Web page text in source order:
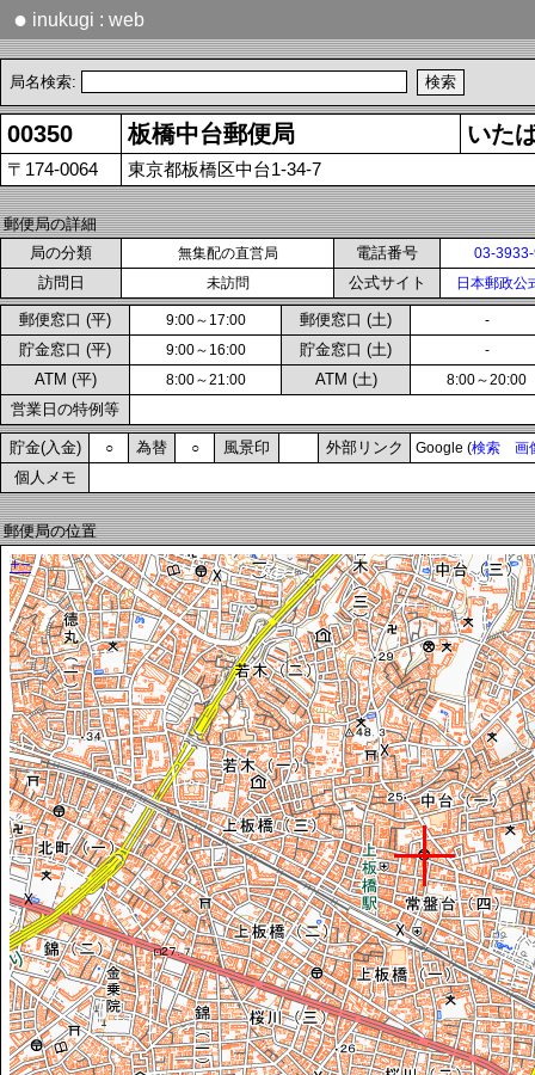
● inukugi : web
局名検索:
00350 板橋中台郵便局 いた
〒174-0064 東京都板橋区中台1-34-7
郵便局の詳細
局の分類
無集配の直営局 電話番号 03-
訪問日 未訪問 公式サイト 日本郵政公
郵便窓口 (平) 9:00～17:00 郵便窓口 (土) -
貯金窓口 (平) 9:00～16:00 貯金窓口 (土) -
ATM (平) 8:00～21:00 ATM (土) 8:00～20:00
営業日の特例等
貯金(入金) ○ 為替 ○ 風景印 外部リンク Google (検索 画
個人メモ
郵便局の位置